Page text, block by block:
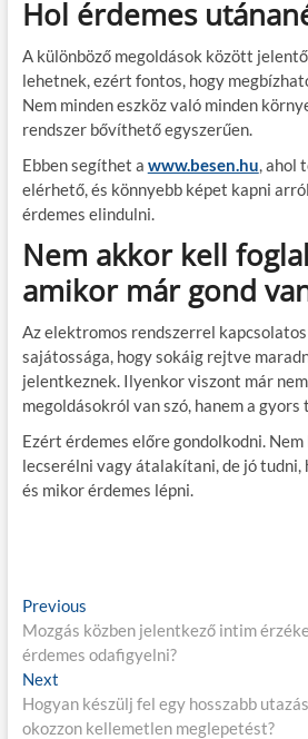
Hol érdemes
A különböző megoldások között
lehetnek, ezért fontos, hogy
Nem minden eszköz való minden
rendszer bővíthető egyszerűen.
Ebben segíthet a www.besen.hu, ahol
elérhető, és könnyebb képet kapni
érdemes elindulni.
Nem akkor kell
amikor már gond
Az elektromos rendszerrel
sajátossága, hogy sokáig rejtve
jelentkeznek. Ilyenkor viszont már
megoldásokról van szó, hanem a
Ezért érdemes előre gondolkodni.
lecserélni vagy átalakítani, de jó tudni,
és mikor érdemes lépni.
B
e
j
e
Previous
r
e
i
o
Mozgás közben jelentkező intim
érdemes odafigyelni?
Next
e
x
Hogyan készülj fel egy hosszabb
okozzon kellemetlen meglepetést?